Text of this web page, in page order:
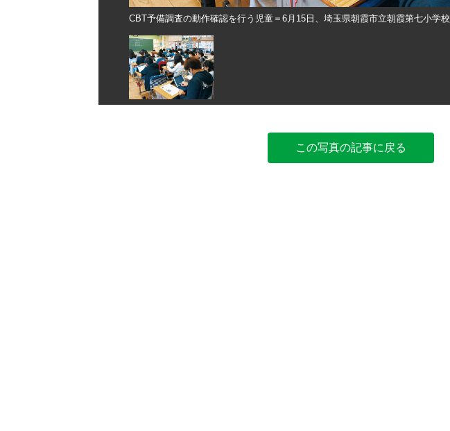
CBT予備調査の動作確認を行う児童＝6月15日、埼玉県朝霞市立朝霞第七小学校
この写真の記事に戻る